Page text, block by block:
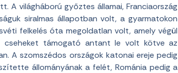
A világháború győztes államai, Franciaország
siralmas állapotban volt, a gyarmatokon
felkelés óta megoldatlan volt, amely végül
cseheket támogató antant le volt kötve az
A szomszédos országok katonai ereje pedig
állományának a felét, Románia pedig a